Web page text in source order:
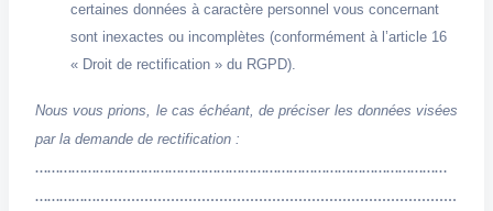
certaines données à caractère personnel vous concernant
sont inexactes ou incomplètes (conformément à l’article 16
« Droit de rectification » du RGPD).
Nous vous prions, le cas échéant, de préciser les données visées
par la demande de rectification :
…………………………………………………………………………………………
……………..................................................................................